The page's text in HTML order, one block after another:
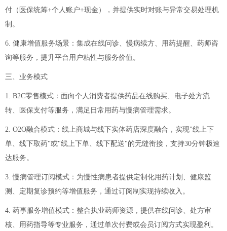
付（医保统筹+个人账户+现金），并提供实时对账与异常交易处理机
制。
6. 健康增值服务场景：集成在线问诊、慢病续方、用药提醒、药师咨
询等服务，提升平台用户粘性与服务价值。
三、业务模式
1. B2C零售模式：面向个人消费者提供药品在线购买、电子处方流
转、医保支付等服务，满足日常用药与慢病管理需求。
2. O2O融合模式：线上商城与线下实体药店深度融合，实现"线上下
单、线下取药"或"线上下单、线下配送"的无缝衔接，支持30分钟极速
达服务。
3. 慢病管理订阅模式：为慢性病患者提供定制化用药计划、健康监
测、定期复诊预约等增值服务，通过订阅制实现持续收入。
4. 药事服务增值模式：整合执业药师资源，提供在线问诊、处方审
核、用药指导等专业服务，通过单次付费或会员订阅方式实现盈利。